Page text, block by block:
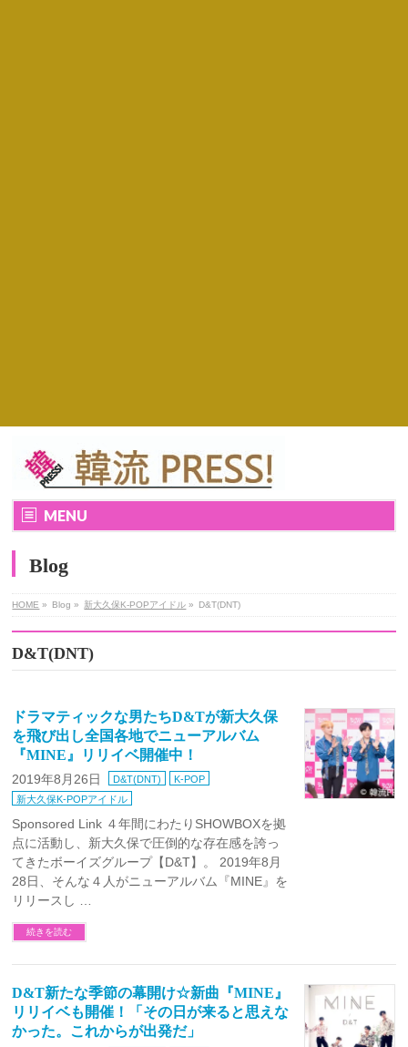
MENU
Blog
HOME » Blog » 新大久保K-POPアイドル » D&T(DNT)
D&T(DNT)
ドラマティックな男たちD&Tが新大久保
を飛び出し全国各地でニューアルバム
『MINE』リリイベ開催中！
2019年8月26日 D&T(DNT)
K-POP
新大久保K-POPアイドル
Sponsored Link ４年間にわたりSHOWBOXを拠
点に活動し、新大久保で圧倒的な存在感を誇っ
てきたボーイズグループ【D&T】。 2019年8月
28日、そんな４人がニューアルバム『MINE』を
リリースし …
続きを読む
D&T新たな季節の幕開け☆新曲『MINE』
リリイベも開催！「その日が来ると思えな
かった。これからが出発だ」